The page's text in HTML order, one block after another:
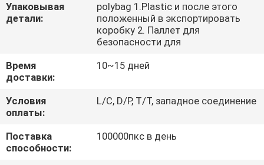
Упаковывая
детали:
polybag 1.Plastic и после этого
положенный в экспортировать
коробку 2. Паллет для
безопасности для
Время
доставки:
10~15 дней
Условия
оплаты:
L/C, D/P, T/T, западное соединение
Поставка
способности:
100000пкс в день